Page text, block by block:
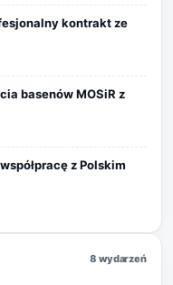
kontrakt ze
basenów MOSiR z
z Polskim
8 wydarzeń